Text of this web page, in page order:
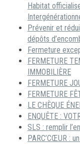
Habitat
Prévenir et
dépôts
Fermeture
FERMETURE
IMMOBILIÈRE
FERMETURE
FERMETURE
LE CHÈQUE
ENQUÊTE :
SLS : remplir
PARC’CŒUR :